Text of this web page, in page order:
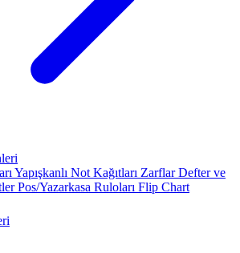
Yapışkanlı Not Kağıtları ZarflarDefter ve
Pos/Yazarkasa Ruloları Flip Chart